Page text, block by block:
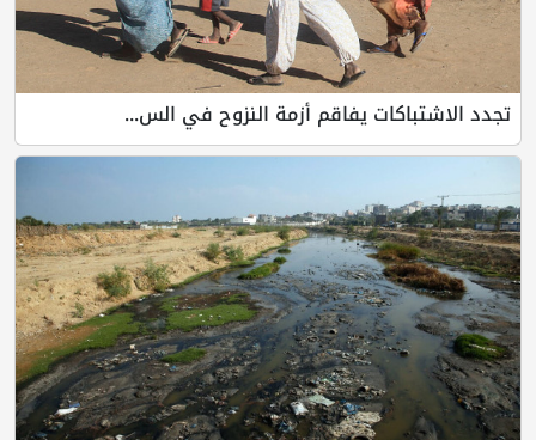
تجدد الاشتباكات يفاقم أزمة النزوح في الس...